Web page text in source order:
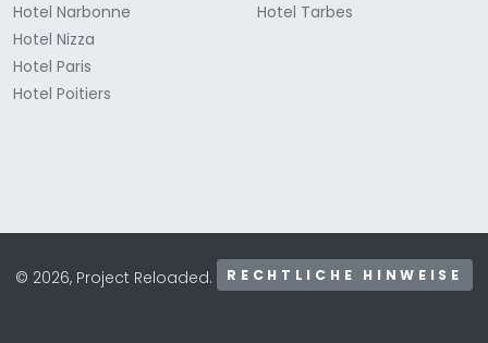
Hotel Narbonne
Hotel Nizza
Hotel Paris
Hotel Poitiers
Hotel Tarbes
© 2026, Project Reloaded. RECHTLICHE HINWEISE